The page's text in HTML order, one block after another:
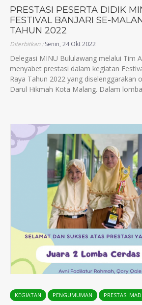
PRESTASI PESERTA DIDIK
FESTIVAL BANJARI SE-
TAHUN 2022
Diterbitkan :Senin, 24 Okt 2022
Delegasi MINU Bululawang melalui Tim
menyabet prestasi dalam kegiatan
Raya Tahun 2022 yang diselenggarakan
Darul Hikmah Kota Malang. Dalam
KEGIATAN PENGUMUMAN PRESTASI